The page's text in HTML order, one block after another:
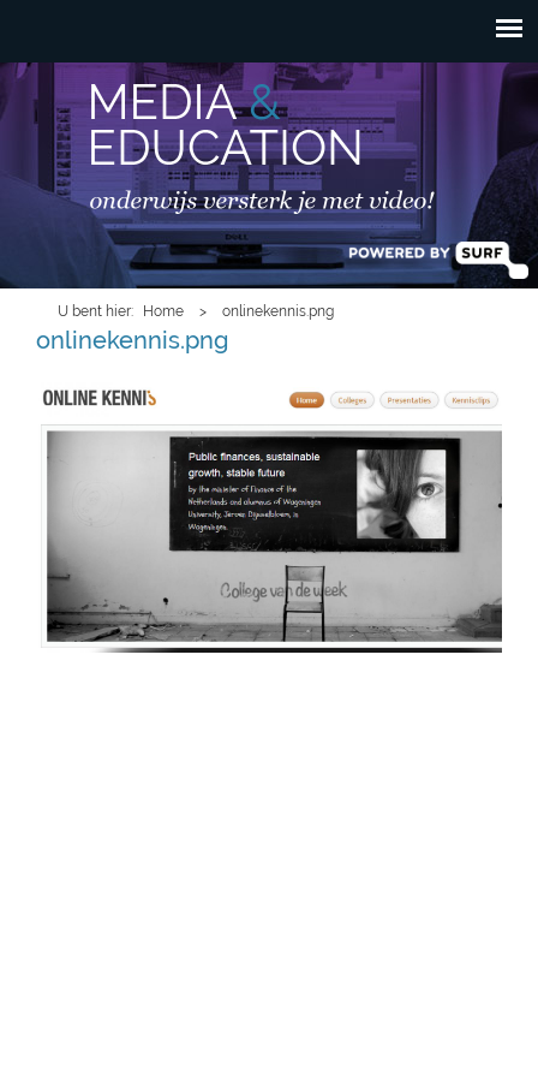
Overslaan en naar de
inhoud gaan
HOOFDMENU
U bent hier Home > onlinekennis.png
onlinekennis.png